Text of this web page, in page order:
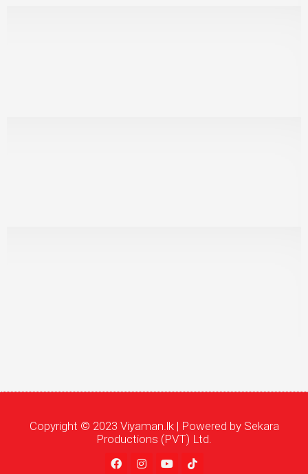
Copyright © 2023 Viyaman.lk | Powered by Sekara
Productions (PVT) Ltd.